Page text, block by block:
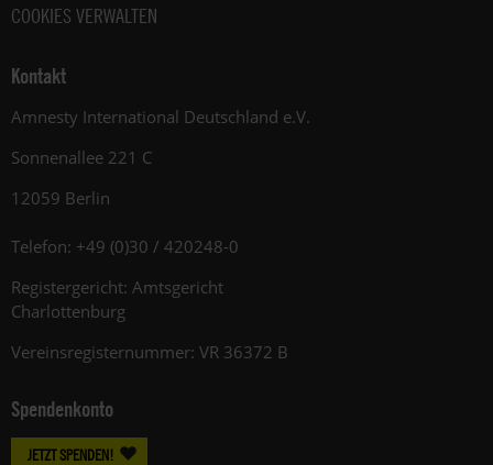
COOKIES VERWALTEN
Kontakt
Amnesty International Deutschland e.V.
Sonnenallee 221 C
12059 Berlin
Telefon: +49 (0)30 / 420248-0
Registergericht: Amtsgericht
Charlottenburg
Vereinsregisternummer: VR 36372 B
Spendenkonto
JETZT SPENDEN!